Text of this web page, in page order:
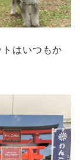
はいつもか